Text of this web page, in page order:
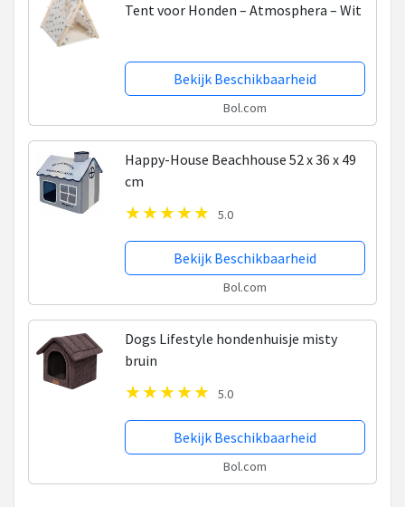
Tent voor Honden – Atmosphera – Wit
Bekijk Beschikbaarheid
Bol.com
Happy-House Beachhouse 52 x 36 x 49
cm
5.0
Bekijk Beschikbaarheid
Bol.com
Dogs Lifestyle hondenhuisje misty
bruin
5.0
Bekijk Beschikbaarheid
Bol.com